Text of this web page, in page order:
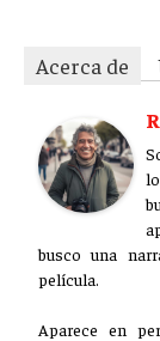
Acerca de
busco una
película.
Aparece en